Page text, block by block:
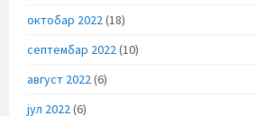
октобар 2022(18)
септембар 2022(10)
август 2022(6)
јул 2022(6)